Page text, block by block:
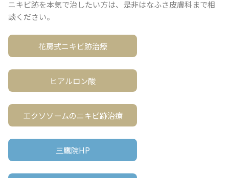
ニキビ跡を本気で治したい方は、是非はなふさ皮膚科まで相
談ください。
花房式ニキビ跡治療
ヒアルロン酸
エクソソームのニキビ跡治療
三鷹院HP